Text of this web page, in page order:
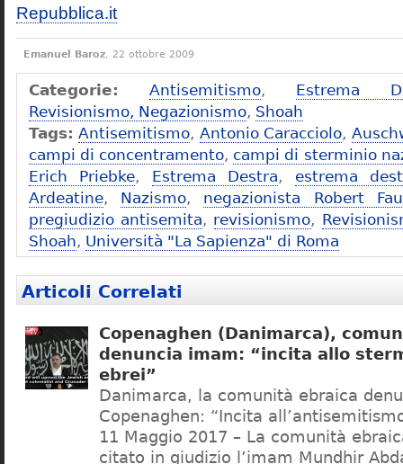
Repubblica.it
Emanuel Baroz, 22 ottobre 2009
Categorie: Antisemitismo, Estrema
Revisionismo, Negazionismo, Shoah
Tags: Antisemitismo, Antonio Caracciolo,
campi di concentramento, campi di sterminio
Erich Priebke, Estrema Destra, estrema
Ardeatine, Nazismo, negazionista Robert
pregiudizio antisemita, revisionismo,
Shoah, Università "La Sapienza" di Roma
Articoli Correlati
Copenaghen (Danimarca),
denuncia imam: “incita allo
ebrei”
Danimarca, la comunità ebraica
Copenaghen: “Incita
11 Maggio 2017 – La comunità
citato in giudizio l’imam Mundhir